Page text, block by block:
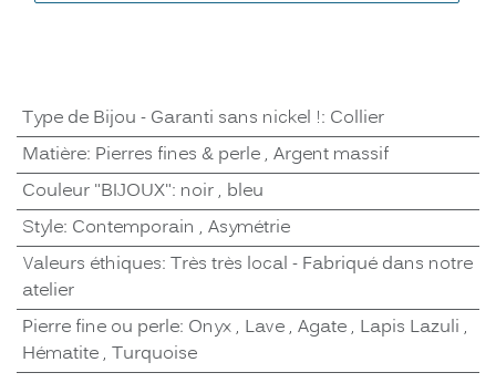
Type de Bijou - Garanti sans nickel !: Collier
Matière: Pierres fines & perle, Argent massif
Couleur "BIJOUX": noir, bleu
Style: Contemporain , Asymétrie
Valeurs éthiques: Très très local - Fabriqué dans notre
atelier
Pierre fine ou perle: Onyx, Lave, Agate, Lapis Lazuli ,
Hématite, Turquoise